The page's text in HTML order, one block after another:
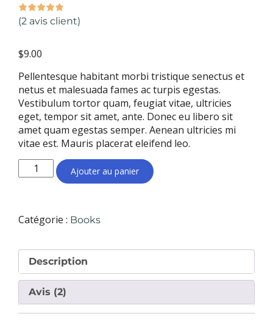
(2 avis client)
$9.00
Pellentesque habitant morbi tristique senectus et
netus et malesuada fames ac turpis egestas.
Vestibulum tortor quam, feugiat vitae, ultricies
eget, tempor sit amet, ante. Donec eu libero sit
amet quam egestas semper. Aenean ultricies mi
vitae est. Mauris placerat eleifend leo.
Ajouter au panier
Catégorie : Books
Description
Avis (2)